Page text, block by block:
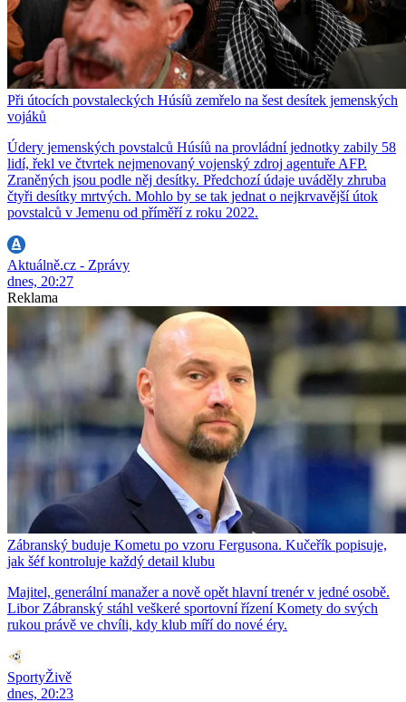
Při útocích povstaleckých Húsíů zemřelo na šest desítek jemenských
vojáků
Údery jemenských povstalců Húsíů na provládní jednotky zabily 58
lidí, řekl ve čtvrtek nejmenovaný vojenský zdroj agentuře AFP.
Zraněných jsou podle něj desítky. Předchozí údaje uváděly zhruba
čtyři desítky mrtvých. Mohlo by se tak jednat o nejkrvavější útok
povstalců v Jemenu od příměří z roku 2022.
Aktuálně.cz - Zprávy
dnes, 20:27
Reklama
Zábranský buduje Kometu po vzoru Fergusona. Kučeřík popisuje,
jak šéf kontroluje každý detail klubu
Majitel, generální manažer a nově opět hlavní trenér v jedné osobě.
Libor Zábranský stáhl veškeré sportovní řízení Komety do svých
rukou právě ve chvíli, kdy klub míří do nové éry.
SportyŽivě
dnes, 20:23